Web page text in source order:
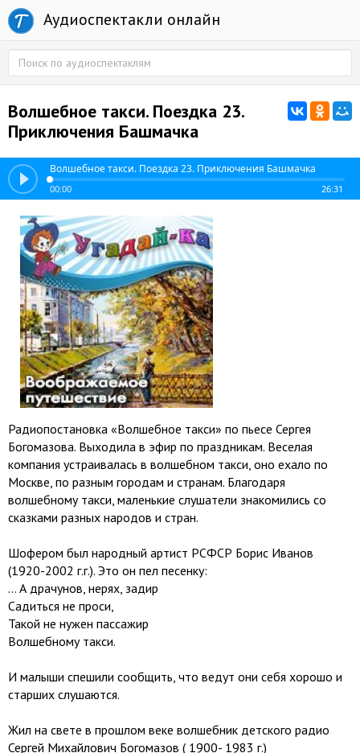
Аудиоспектакли онлайн
Волшебное такси. Поездка 23.
Приключения Башмачка
Волшебное такси. Поездка 23. Приключения Башмачка
00:00 26:31
Радиопостановка «Волшебное такси» по пьесе Сергея
Богомазова. Выходила в эфир по праздникам. Веселая
компания устраивалась в волшебном такси, оно ехало по
Москве, по разным городам и странам. Благодаря
волшебному такси, маленькие слушатели знакомились со
сказками разных народов и стран.
Шофером был народный артист РСФСР Борис Иванов
(1920-2002 г.г.). Это он пел песенку:
… А драчунов, нерях, задир
Садиться не проси,
Такой не нужен пассажир
Волшебному такси.
И малыши спешили сообщить, что ведут они себя хорошо и
старших слушаются.
Жил на свете в прошлом веке волшебник детского радио
Сергей Михайлович Богомазов ( 1900- 1983 г.)